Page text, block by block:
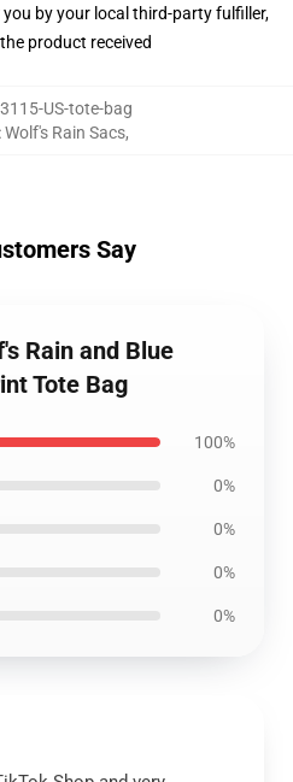
by your local third-party fulfiller,
product received
US-tote-bag
:Wolf's Rain Sacs,
Say
Rain and Blue
Tote Bag
100%
0%
0%
0%
0%